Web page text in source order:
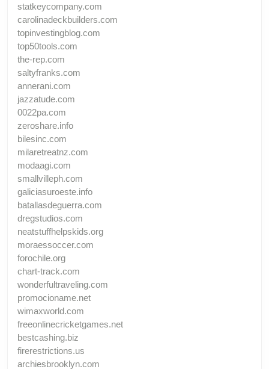
statkeycompany.com
carolinadeckbuilders.com
topinvestingblog.com
top50tools.com
the-rep.com
saltyfranks.com
annerani.com
jazzatude.com
0022pa.com
zeroshare.info
bilesinc.com
milaretreatnz.com
modaagi.com
smallvilleph.com
galiciasuroeste.info
batallasdeguerra.com
dregstudios.com
neatstuffhelpskids.org
moraessoccer.com
forochile.org
chart-track.com
wonderfultraveling.com
promocioname.net
wimaxworld.com
freeonlinecricketgames.net
bestcashing.biz
firerestrictions.us
archiesbrooklyn.com